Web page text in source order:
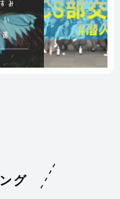
グ